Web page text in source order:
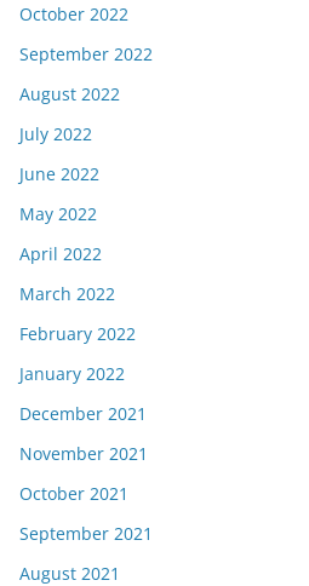
October 2022
September 2022
August 2022
July 2022
June 2022
May 2022
April 2022
March 2022
February 2022
January 2022
December 2021
November 2021
October 2021
September 2021
August 2021